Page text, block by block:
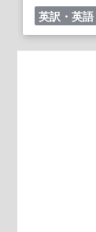
英訳・英語